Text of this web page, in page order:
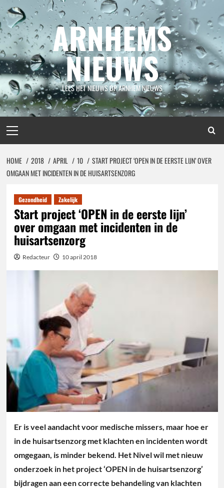
Spring
naar
inhoud
ARNHEMS
NIEUWS
LEES HET NIEUWS OP ARNHEM NIEUWS
menu
HOME 2018 APRIL 10
START PROJECT ‘OPEN IN DE EERSTE LIJN’ OVER
OMGAAN MET INCIDENTEN IN DE HUISARTSENZORG
Gezondheid Zakelijk
Start project ‘OPEN in de eerste lijn’
over omgaan met incidenten in de
huisartsenzorg
Redacteur 10 april 2018
Er is veel aandacht voor medische missers, maar hoe er
in de huisartsenzorg met klachten en incidenten wordt
omgegaan, is minder bekend. Het Nivel wil met nieuw
onderzoek in het project ‘OPEN in de huisartsenzorg’
bijdragen aan een correcte behandeling van klachten